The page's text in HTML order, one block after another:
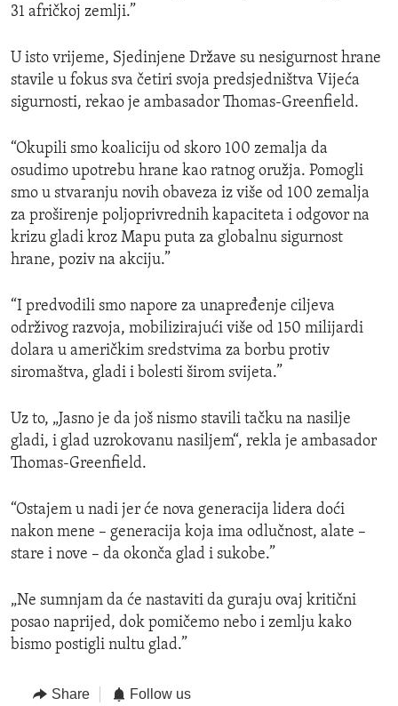
31 afričkoj zemlji.”
U isto vrijeme, Sjedinjene Države su nesigurnost hrane
stavile u fokus sva četiri svoja predsjedništva Vijeća
sigurnosti, rekao je ambasador Thomas-Greenfield.
“Okupili smo koaliciju od skoro 100 zemalja da
osudimo upotrebu hrane kao ratnog oružja. Pomogli
smo u stvaranju novih obaveza iz više od 100 zemalja
za proširenje poljoprivrednih kapaciteta i odgovor na
krizu gladi kroz Mapu puta za globalnu sigurnost
hrane, poziv na akciju.”
“I predvodili smo napore za unapređenje ciljeva
održivog razvoja, mobilizirajući više od 150 milijardi
dolara u američkim sredstvima za borbu protiv
siromaštva, gladi i bolesti širom svijeta.”
Uz to, „Jasno je da još nismo stavili tačku na nasilje
gladi, i glad uzrokovanu nasiljem“, rekla je ambasador
Thomas-Greenfield.
“Ostajem u nadi jer će nova generacija lidera doći
nakon mene – generacija koja ima odlučnost, alate –
stare i nove – da okonča glad i sukobe.”
„Ne sumnjam da će nastaviti da guraju ovaj kritični
posao naprijed, dok pomičemo nebo i zemlju kako
bismo postigli nultu glad.”
Share Follow us